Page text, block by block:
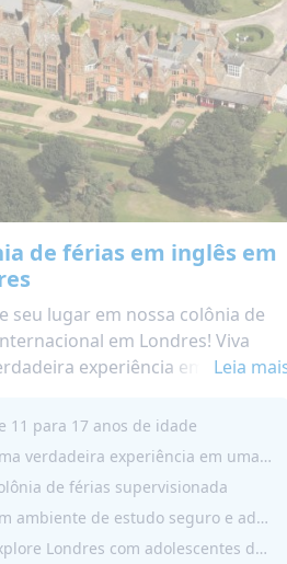
de férias em inglês em
seu lugar em nossa colônia de
em Londres! Viva
experiência em uma
verão.
melhorar seu inglês enquanto
aulas de inglês de qualidade e
fora da sala de aula. Explore
com seus novos amigos
Leia
11 para 17 anos de idade
Uma verdadeira experiência em uma escola interna britânica
de férias supervisionada
Um ambiente de estudo seguro e adequado para adolescentes
Explore Londres com adolescentes de todo o mundo!